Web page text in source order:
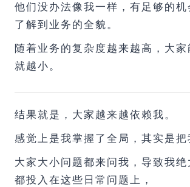
他们没办法像我一样，有足够的
了解到业务的全貌。
随着业务的复杂度越来越高，大
就越小。
结果就是，大家越来越依赖我。
感觉上是我掌握了全局，其实是把
大家大小问题都来问我，导致我
都投入在这些日常问题上，